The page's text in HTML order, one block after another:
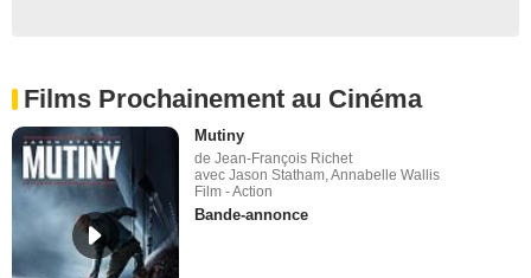
Films Prochainement au Cinéma
Mutiny
de Jean-François Richet
avec Jason Statham, Annabelle Wallis
Film - Action
Bande-annonce